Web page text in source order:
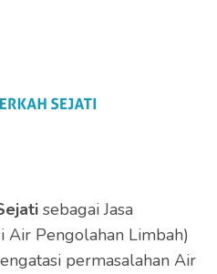
sebagai Jasa
Air Pengolahan Limbah)
permasalahan Air